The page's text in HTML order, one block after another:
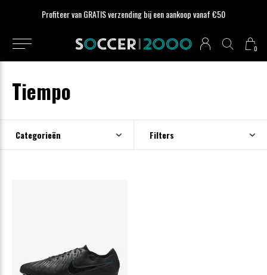
0
Profiteer van GRATIS verzending bij een aankoop vanaf €50
Tiempo
Categorieën Filters